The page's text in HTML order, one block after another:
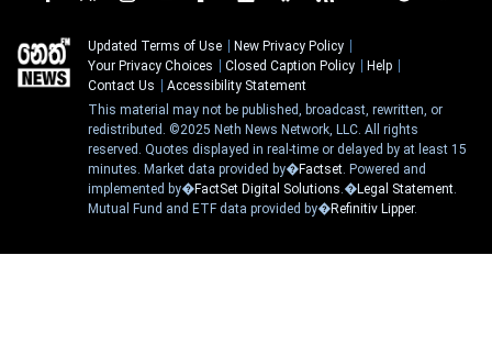
Updated Terms of Use
New Privacy Policy
Your Privacy Choices
Closed Caption Policy
Help
Contact Us
Accessibility Statement
This material may not be published, broadcast, rewritten, or
redistributed. ©2025 Neth News Network, LLC. All rights
reserved. Quotes displayed in real-time or delayed by at least 15
minutes. Market data provided by�Factset. Powered and
implemented by�FactSet Digital Solutions.�Legal Statement.
Mutual Fund and ETF data provided by�Refinitiv Lipper.